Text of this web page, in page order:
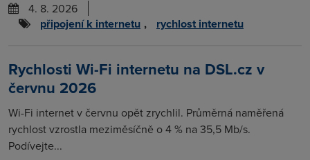
4. 8. 2026
připojení k internetu , rychlost internetu
Rychlosti Wi-Fi internetu na DSL.cz v
červnu 2026
Wi-Fi internet v červnu opět zrychlil. Průměrná naměřená
rychlost vzrostla meziměsíčně o 4 % na 35,5 Mb/s.
Podívejte...